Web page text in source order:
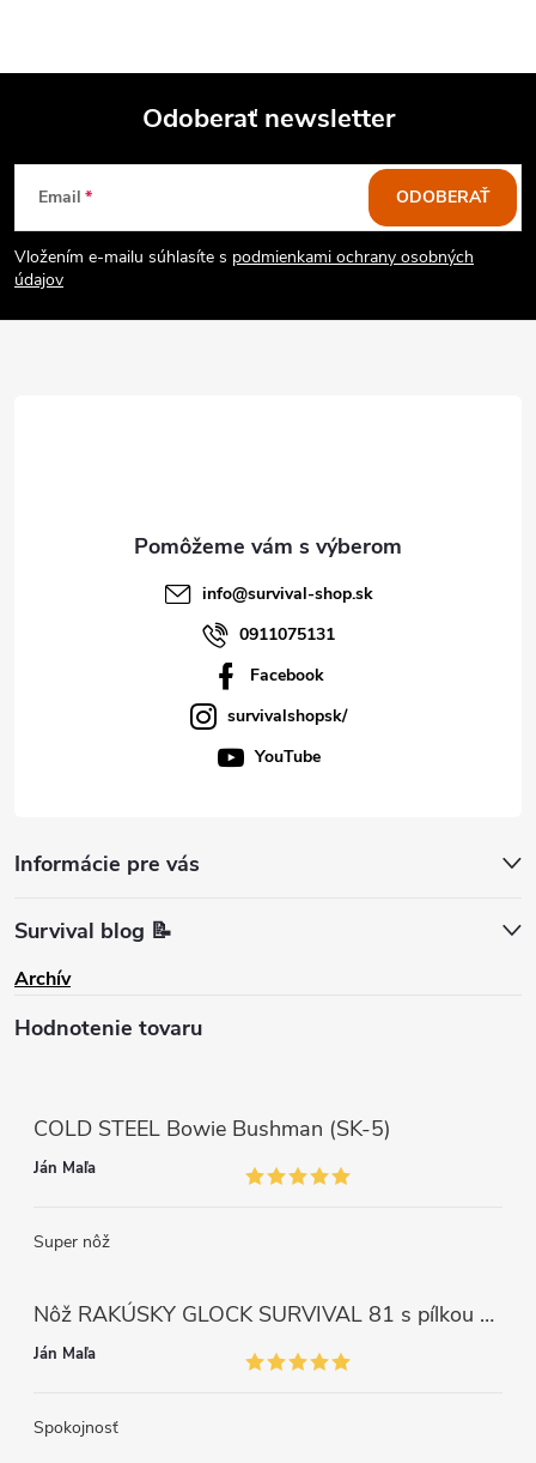
y
ý
i
s
Z
á
p
Odoberať newsletter
Email
Vložením e-mailu súhlasíte s podmienkami ochrany osobných
údajov
ODOBERAŤ
info@survival-shop.sk
0911075131
Facebook
survivalshopsk/
YouTube
Informácie pre vás
Survival blog 📝
Archív
Hodnotenie tovaru
COLD STEEL Bowie Bushman (SK-5)
Ján Maľa
Super nôž
Nôž RAKÚSKY GLOCK SURVIVAL 81 s pílkou ZELENÝ
Ján Maľa
Spokojnosť